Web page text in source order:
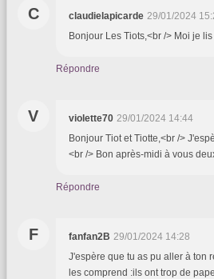
C claudielapicarde 29/01/2024
Bonjour Les Tiots,<br /> Moi je
Répondre
V violette70 29/01/2024 14:44
Bonjour Tiot et Tiotte,<br />
<br /> Bon après-midi à vous
Répondre
F fanfan2B 29/01/2024 14:28
J'espère que tu as pu aller à ton
les comprend :ils ont trop de